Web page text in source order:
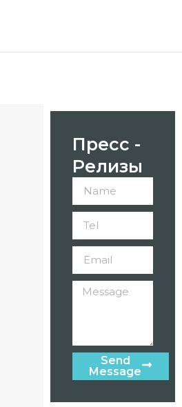
Пресс -
Релизы
Send
Message